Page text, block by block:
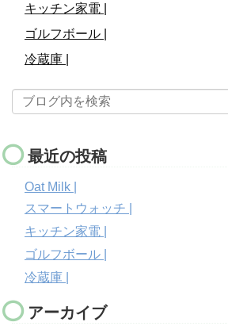
キッチン家電 |
ゴルフボール |
冷蔵庫 |
最近の投稿
Oat Milk |
スマートウォッチ |
キッチン家電 |
ゴルフボール |
冷蔵庫 |
アーカイブ